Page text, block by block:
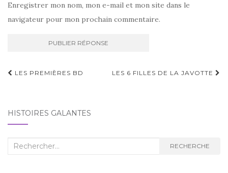
Enregistrer mon nom, mon e-mail et mon site dans le
navigateur pour mon prochain commentaire.
Navigation
LES PREMIÈRES BD LES 6 FILLES DE LA JAVOTTE
HISTOIRES GALANTES
Recherche
RECHERCHE